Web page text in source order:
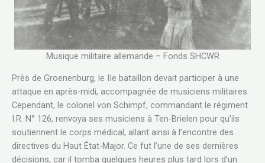
Musique militaire allemande – Fonds SHCWR
Près de Groenenburg, le IIe bataillon devait participer à une
attaque en après-midi, accompagnée de musiciens militaires.
Cependant, le colonel von Schimpf, commandant le régiment
I.R. N° 126, renvoya ses musiciens à Ten-Brielen pour qu’ils
soutiennent le corps médical, allant ainsi à l’encontre des
directives du Haut État-Major. Ce fut l’une de ses dernières
décisions, car il tomba quelques heures plus tard lors d’un